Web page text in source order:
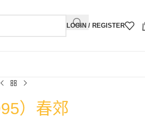
LOGIN / REGISTER
）春郊